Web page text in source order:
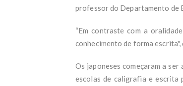
professor do Departamento de
“Em contraste com a
conhecimento de forma
Os japoneses começaram a
escolas de caligrafia e escrita